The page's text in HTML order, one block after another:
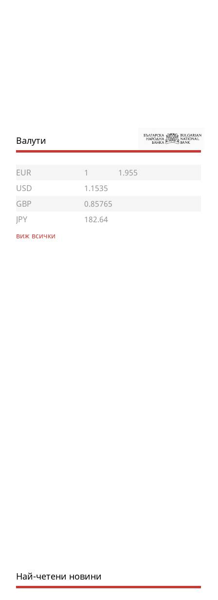
Валути
EUR 1
1.955
USD
1.1535
GBP
0.85765
JPY
182.64
виж всички
Най-четени новини